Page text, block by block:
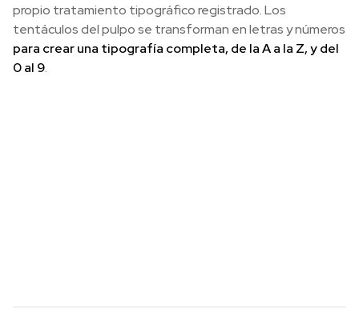
propio tratamiento tipográfico registrado. Los
tentáculos del pulpo se transforman en letras y números
para crear una tipografía completa, de la A a la Z, y del
0 al 9.